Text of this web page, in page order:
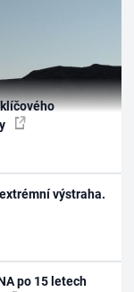
výstraha.
po 15 letech